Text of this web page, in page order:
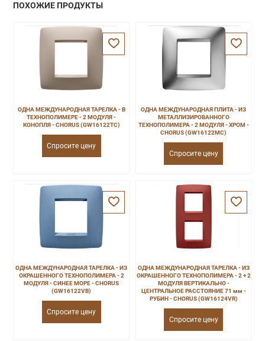
ПОХОЖИЕ ПРОДУКТЫ
ОДНА МЕЖДУНАРОДНАЯ ТАРЕЛКА - В
ТЕХНОПОЛИМЕРЕ - 2 МОДУЛЯ -
КОНОПЛЯ - CHORUS (GW16122TC)
Спросите цену
ОДНА МЕЖДУНАРОДНАЯ ПЛИТА - ИЗ
МЕТАЛЛИЗИРОВАННОГО
ТЕХНОПОЛИМЕРА - 2 МОДУЛЯ - ХРОМ -
CHORUS (GW16122MC)
Спросите цену
ОДНА МЕЖДУНАРОДНАЯ ТАРЕЛКА - ИЗ
ОКРАШЕННОГО ТЕХНОПОЛИМЕРА - 2
МОДУЛЯ - СИНЕЕ МОРЕ - CHORUS
(GW16122VB)
Спросите цену
ОДНА МЕЖДУНАРОДНАЯ ТАРЕЛКА - ИЗ
ОКРАШЕННОГО ТЕХНОПОЛИМЕРА - 2 + 2
МОДУЛЯ ВЕРТИКАЛЬНО -
ЦЕНТРАЛЬНОЕ РАССТОЯНИЕ 71 мм -
РУБИН - CHORUS (GW16124VR)
Спросите цену